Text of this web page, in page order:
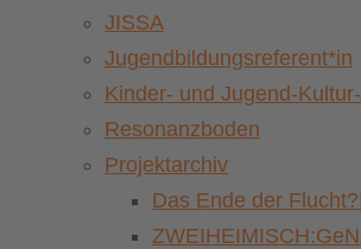
JISSA
Jugendbildungsreferent*in
Kinder- und Jugend-
Resonanzboden
Projektarchiv
Das Ende der